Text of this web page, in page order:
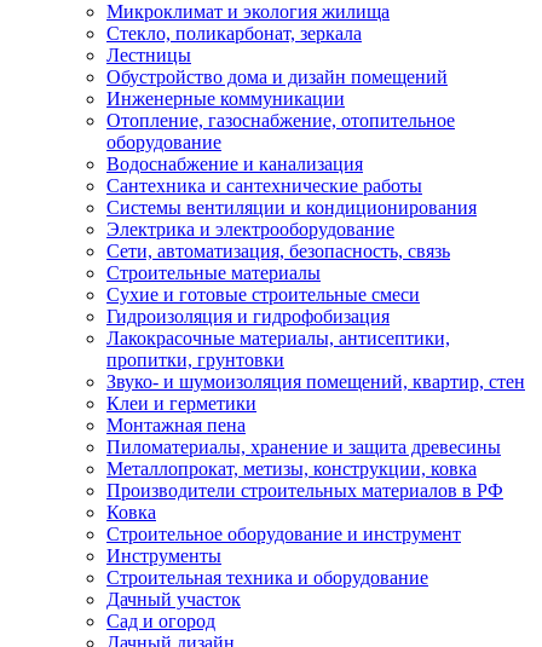
Микроклимат и экология жилища
Стекло, поликарбонат, зеркала
Лестницы
Обустройство дома и дизайн помещений
Инженерные коммуникации
Отопление, газоснабжение, отопительное
оборудование
Водоснабжение и канализация
Сантехника и сантехнические работы
Системы вентиляции и кондиционирования
Электрика и электрооборудование
Сети, автоматизация, безопасность, связь
Строительные материалы
Сухие и готовые строительные смеси
Гидроизоляция и гидрофобизация
Лакокрасочные материалы, антисептики,
пропитки, грунтовки
Звуко- и шумоизоляция помещений, квартир, стен
Клеи и герметики
Монтажная пена
Пиломатериалы, хранение и защита древесины
Металлопрокат, метизы, конструкции, ковка
Производители строительных материалов в РФ
Ковка
Строительное оборудование и инструмент
Инструменты
Строительная техника и оборудование
Дачный участок
Сад и огород
Дачный дизайн